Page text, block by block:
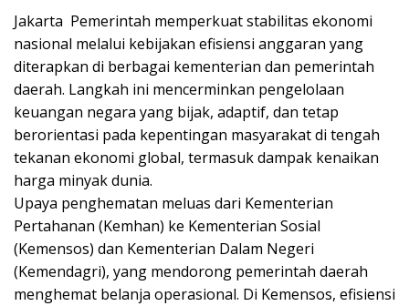
Jakarta  Pemerintah memperkuat stabilitas ekonomi
nasional melalui kebijakan efisiensi anggaran yang
diterapkan di berbagai kementerian dan pemerintah
daerah. Langkah ini mencerminkan pengelolaan
keuangan negara yang bijak, adaptif, dan tetap
berorientasi pada kepentingan masyarakat di tengah
tekanan ekonomi global, termasuk dampak kenaikan
harga minyak dunia.
Upaya penghematan meluas dari Kementerian
Pertahanan (Kemhan) ke Kementerian Sosial
(Kemensos) dan Kementerian Dalam Negeri
(Kemendagri), yang mendorong pemerintah daerah
menghemat belanja operasional. Di Kemensos, efisiensi